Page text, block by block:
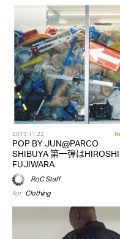
2019.11.22
POP BY JUN@PARCO
SHIBUYA 第一弾はHIROSHI
FUJIWARA
RoC Staff
for Clothing